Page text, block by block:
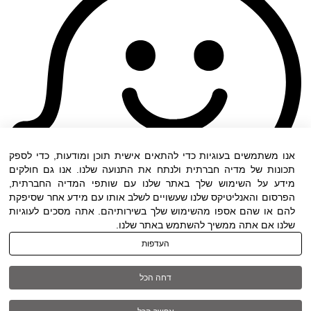
תנאי שימוש|הצהרת נגישות| כל הזכויות שמורות
ל DWO ©
אנו משתמשים בעוגיות כדי להתאים אישית תוכן ומודעות, כדי לספק
תכונות של מדיה חברתית ולנתח את התנועה שלנו. אנו גם חולקים
מידע על השימוש שלך באתר שלנו עם שותפי המדיה החברתית,
הפרסום והאנליטיקס שלנו שעשויים לשלב אותו עם מידע אחר שסיפקת
להם או שהם אספו מהשימוש שלך בשירותיהם. אתה מסכים לעוגיות
שלנו אם אתה ממשיך להשתמש באתר שלנו.
העדפות
דחה הכל